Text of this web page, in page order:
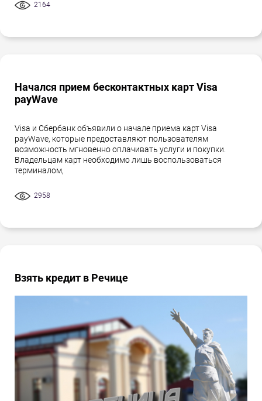
2164
Начался прием бесконтактных карт Visa
payWave
Visa и Сбербанк объявили о начале приема карт Visa
payWave, которые предоставляют пользователям
возможность мгновенно оплачивать услуги и покупки.
Владельцам карт необходимо лишь воспользоваться
терминалом,
2958
Взять кредит в Речице